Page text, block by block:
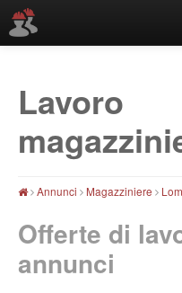
Località
Lavoro
Annunci Magazziniere
Offerte di
annunci